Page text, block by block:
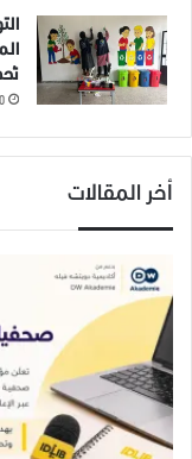
أول الطريق ثورة وآخره
5 مارس، 2022
في "مدونات ادلب بلس"
30
أخر المقالات